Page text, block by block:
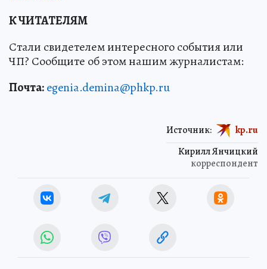
К ЧИТАТЕЛЯМ
Стали свидетелем интересного события или
ЧП? Сообщите об этом нашим журналистам:
Почта:egenia.demina@phkp.ru
Кирилл Янчицкий
корреспондент
Источник: kp.ru